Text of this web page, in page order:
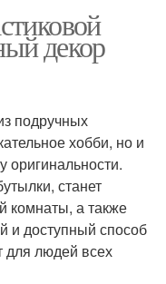
декор
подручных
хобби, но и
оригинальности.
станет
комнаты, а также
и доступный способ
для людей всех